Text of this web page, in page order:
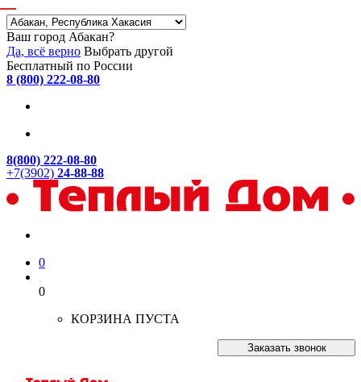
Ваш город Абакан?
Да, всё верно Выбрать другой
Бесплатный по России
8 (800) 222-08-80
8(800) 222-08-80
+7(3902) 24-88-88
0
0
КОРЗИНА ПУСТА
Заказать звонок